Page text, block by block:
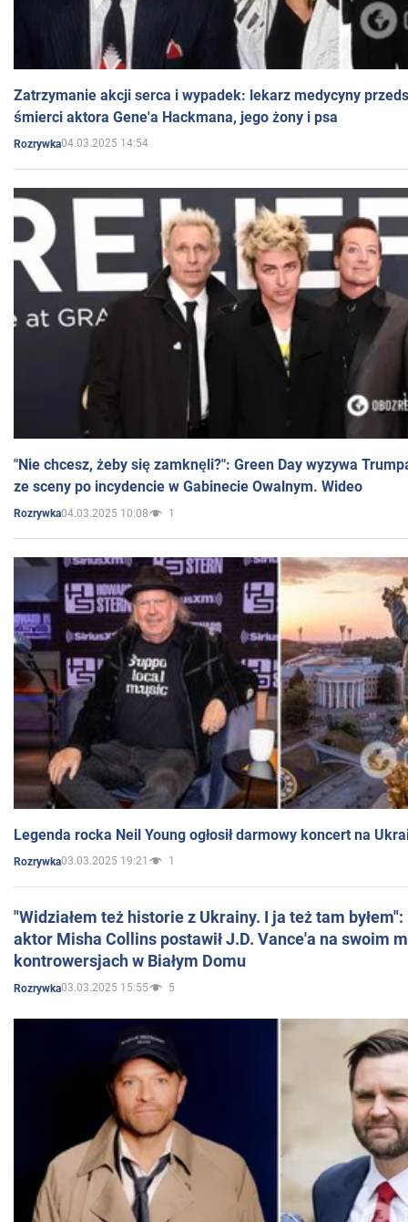
Zatrzymanie akcji serca i wypadek: lekarz medycyny
śmierci aktora Gene'a Hackmana, jego żony i psa
Rozrywka04.03.2025 14:54
"Nie chcesz, żeby się zamknęli?": Green Day wyzywa
ze sceny po incydencie w Gabinecie Owalnym. Wideo
Rozrywka04.03.2025 10:08 1
Legenda rocka Neil Young ogłosił darmowy koncert na
Rozrywka03.03.2025 19:21 1
"Widziałem też historie z Ukrainy. I ja też tam
aktor Misha Collins postawił J.D. Vance'a na swoim
kontrowersjach w Białym Domu
Rozrywka03.03.2025 15:55 5